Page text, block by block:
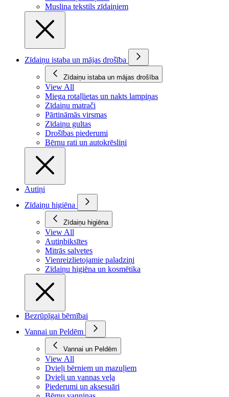
Muslina tekstils zīdaiņiem
Zīdaiņu istaba un mājas drošība
Zīdaiņu istaba un mājas drošība
View All
Miega rotaļlietas un nakts lampiņas
Zīdaiņu matrači
Pārtināmās virsmas
Zīdaiņu gultas
Drošības piederumi
Bērnu rati un autokrēsliņi
Autiņi
Zīdaiņu higiēna
Zīdaiņu higiēna
View All
Autiņbiksītes
Mitrās salvetes
Vienreizlietojamie paladziņi
Zīdaiņu higiēna un kosmētika
Bezrūpīgai bērnībai
Vannai un Peldēm
Vannai un Peldēm
View All
Dvieļi bērniem un mazuļiem
Dvieļi un vannas veļa
Piederumi un aksesuāri